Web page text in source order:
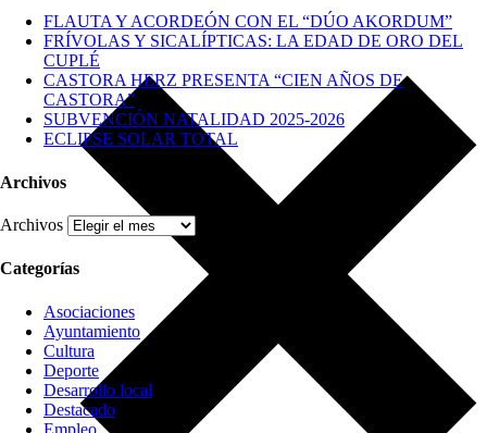
FLAUTA Y ACORDEÓN CON EL “DÚO AKORDUM”
FRÍVOLAS Y SICALÍPTICAS: LA EDAD DE ORO DEL
CUPLÉ
CASTORA HERZ PRESENTA “CIEN AÑOS DE
CASTORA”
SUBVENCIÓN NATALIDAD 2025-2026
ECLIPSE SOLAR TOTAL
Archivos
Archivos
Categorías
Asociaciones
Ayuntamiento
Cultura
Deporte
Desarrollo local
Destacado
Empleo